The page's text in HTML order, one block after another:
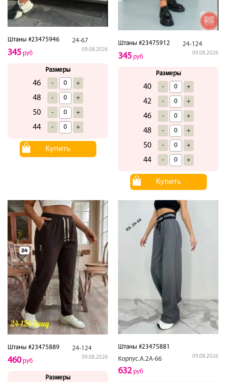
Штаны #23475946 24-67
09.08.2026
345 руб
Размеры
46 - +
48 - +
50 - +
44 - +
Купить
Штаны #23475912 24-124
09.08.2026
345 руб
Размеры
40 - +
42 - +
46 - +
48 - +
50 - +
44 - +
Купить
Штаны #23475889 24-124
09.08.2026
460руб
Размеры
Штаны #23475881
Корпус.А.2А-66
09.08.2026
632руб